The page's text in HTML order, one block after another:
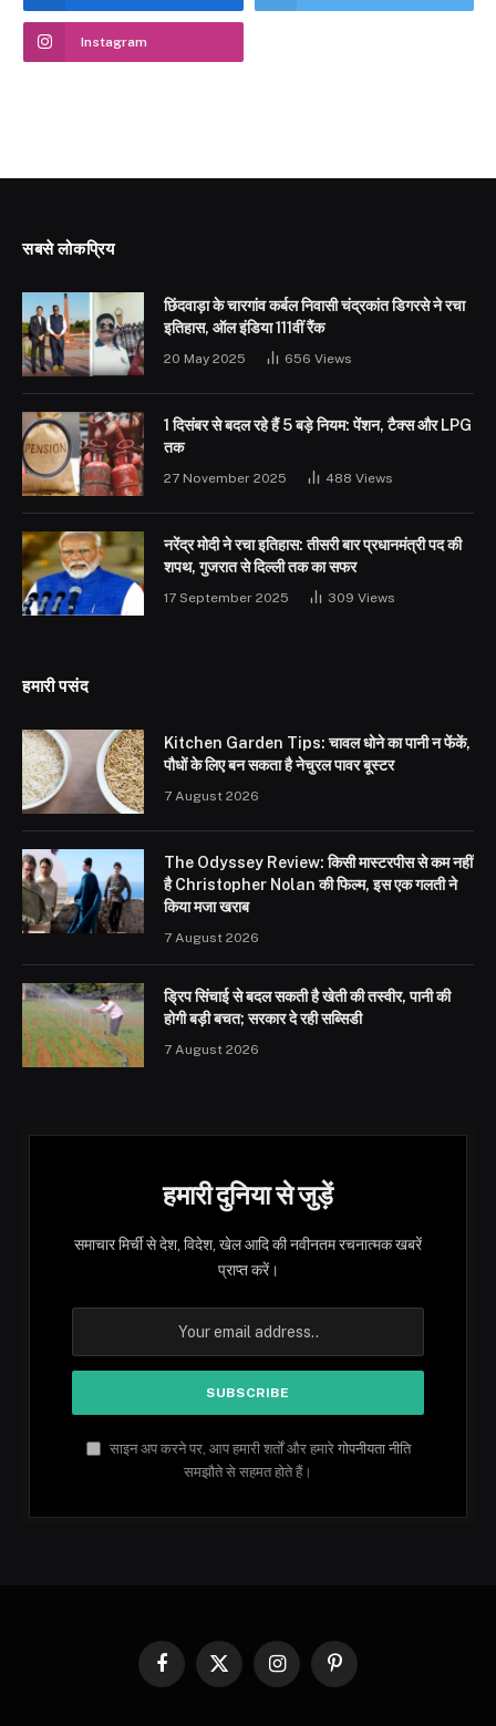
Instagram
सबसे लोकप्रिय
छिंदवाड़ा के चारगांव कर्बल निवासी चंद्रकांत डिगरसे ने रचा
इतिहास, ऑल इंडिया 111वीं रैंक
20 May 2025 656 Views
1 दिसंबर से बदल रहे हैं 5 बड़े नियम: पेंशन, टैक्स और LPG
तक
27 November 2025 488 Views
नरेंद्र मोदी ने रचा इतिहास: तीसरी बार प्रधानमंत्री पद की
शपथ, गुजरात से दिल्ली तक का सफर
17 September 2025 309 Views
हमारी पसंद
Kitchen Garden Tips: चावल धोने का पानी न फेंकें,
पौधों के लिए बन सकता है नेचुरल पावर बूस्टर
7 August 2026
The Odyssey Review: किसी मास्टरपीस से कम नहीं
है Christopher Nolan की फिल्म, इस एक गलती ने
किया मजा खराब
7 August 2026
ड्रिप सिंचाई से बदल सकती है खेती की तस्वीर, पानी की
होगी बड़ी बचत; सरकार दे रही सब्सिडी
7 August 2026
हमारी दुनिया से जुड़ें
समाचार मिर्ची से देश, विदेश, खेल आदि की नवीनतम रचनात्मक खबरें
प्राप्त करें।
साइन अप करने पर, आप हमारी शर्तों और हमारे गोपनीयता नीति
समझौते से सहमत होते हैं।
Facebook
X
InstagramPinterest